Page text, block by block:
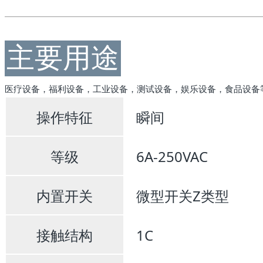
主要用途
医疗设备，福利设备，工业设备，测试设备，娱乐设备，食品设备
操作特征 瞬间
等级 6A-250VAC
内置开关 微型开关Z类型
接触结构 1C